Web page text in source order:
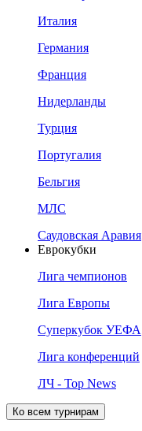
Италия
Германия
Франция
Нидерланды
Турция
Португалия
Бельгия
МЛС
Саудовская Аравия
Еврокубки
Лига чемпионов
Лига Европы
Суперкубок УЕФА
Лига конференций
ЛЧ - Top News
Ко всем турнирам